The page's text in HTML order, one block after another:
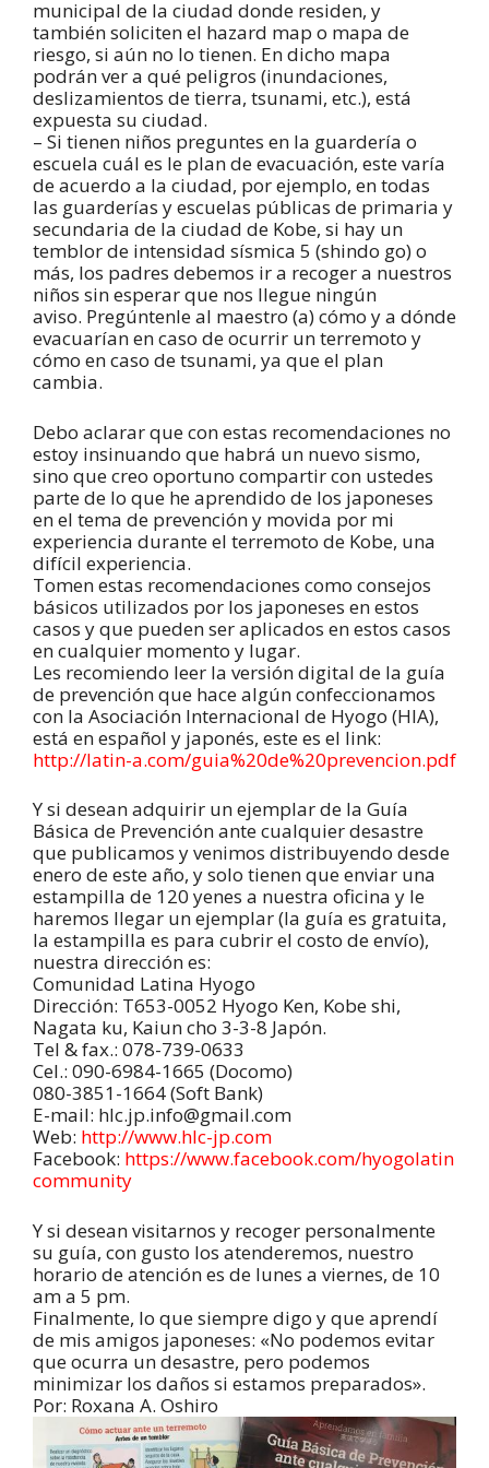
municipal de la ciudad donde residen, y
también soliciten el hazard map o mapa de
riesgo, si aún no lo tienen. En dicho mapa
podrán ver a qué peligros (inundaciones,
deslizamientos de tierra, tsunami, etc.), está
expuesta su ciudad.
– Si tienen niños preguntes en la guardería o
escuela cuál es le plan de evacuación, este varía
de acuerdo a la ciudad, por ejemplo, en todas
las guarderías y escuelas públicas de primaria y
secundaria de la ciudad de Kobe, si hay un
temblor de intensidad sísmica 5 (shindo go) o
más, los padres debemos ir a recoger a nuestros
niños sin esperar que nos llegue ningún
aviso. Pregúntenle al maestro (a) cómo y a dónde
evacuarían en caso de ocurrir un terremoto y
cómo en caso de tsunami, ya que el plan
cambia.
Debo aclarar que con estas recomendaciones no
estoy insinuando que habrá un nuevo sismo,
sino que creo oportuno compartir con ustedes
parte de lo que he aprendido de los japoneses
en el tema de prevención y movida por mi
experiencia durante el terremoto de Kobe, una
difícil experiencia.
Tomen estas recomendaciones como consejos
básicos utilizados por los japoneses en estos
casos y que pueden ser aplicados en estos casos
en cualquier momento y lugar.
Les recomiendo leer la versión digital de la guía
de prevención que hace algún confeccionamos
con la Asociación Internacional de Hyogo (HIA),
está en español y japonés, este es el link:
http://latin-a.com/guia%20de%20prevencion.pdf
Y si desean adquirir un ejemplar de la Guía
Básica de Prevención ante cualquier desastre
que publicamos y venimos distribuyendo desde
enero de este año, y solo tienen que enviar una
estampilla de 120 yenes a nuestra oficina y le
haremos llegar un ejemplar (la guía es gratuita,
la estampilla es para cubrir el costo de envío),
nuestra dirección es:
Comunidad Latina Hyogo
Dirección: T653-0052 Hyogo Ken, Kobe shi,
Nagata ku, Kaiun cho 3-3-8 Japón.
Tel & fax.: 078-739-0633
Cel.: 090-6984-1665 (Docomo)
080-3851-1664 (Soft Bank)
E-mail: hlc.jp.info@gmail.com
Web: http://www.hlc-jp.com
Facebook: https://www.facebook.com/hyogolatin
community
Y si desean visitarnos y recoger personalmente
su guía, con gusto los atenderemos, nuestro
horario de atención es de lunes a viernes, de 10
am a 5 pm.
Finalmente, lo que siempre digo y que aprendí
de mis amigos japoneses: «No podemos evitar
que ocurra un desastre, pero podemos
minimizar los daños si estamos preparados».
Por: Roxana A. Oshiro